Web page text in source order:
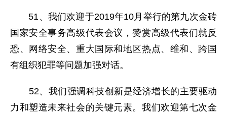
51、我们欢迎于2019年10月举行的第九次金砖
国家安全事务高级代表会议，赞赏高级代表们就反
恐、网络安全、重大国际和地区热点、维和、跨国
有组织犯罪等问题加强对话。
52、我们强调科技创新是经济增长的主要驱动
力和塑造未来社会的关键元素。我们欢迎第七次金